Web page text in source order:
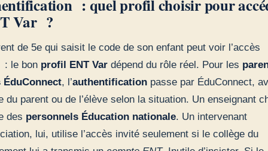
: quel profil choisir pour
Var ?
de 5e qui saisit le code de son enfant peut voir l’accès
: le bon profil ENT Vardépend du rôle réel. Pour les
ÉduConnect, l’authentificationpasse par ÉduConnect,
du parent ou de l’élève selon la situation. Un enseignant
des personnels Éducation nationale. Un intervenant
lui, utilise l’accès invité seulement si le collège du